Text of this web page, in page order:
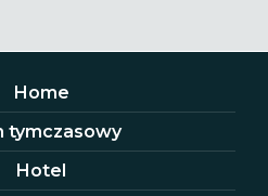
Home
tymczasowy
Hotel